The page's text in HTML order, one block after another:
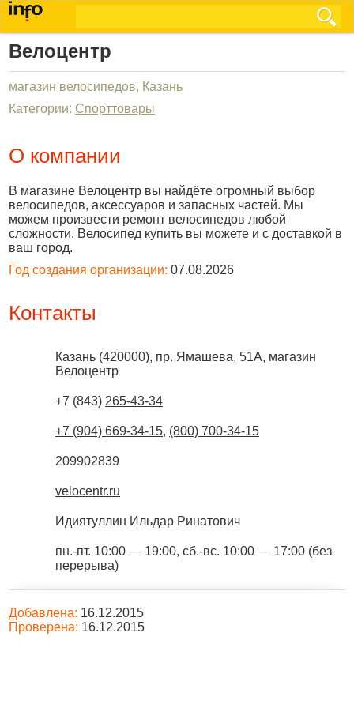
Велоцентр
магазин велосипедов, Казань
Категории: Спорттовары
О компании
В магазине Велоцентр вы найдёте огромный выбор
велосипедов, аксессуаров и запасных частей. Мы
можем произвести ремонт велосипедов любой
сложности. Велосипед купить вы можете и с доставкой в
ваш город.
Год создания организации: 07.08.2026
Контакты
Казань (420000), пр. Ямашева, 51А, магазин
Велоцентр
+7 (843) 265-43-34
+7 (904) 669-34-15, (800) 700-34-15
209902839
velocentr.ru
Идиятуллин Ильдар Ринатович
пн.-пт. 10:00 — 19:00, сб.-вс. 10:00 — 17:00 (без
перерыва)
Добавлена: 16.12.2015
Проверена: 16.12.2015